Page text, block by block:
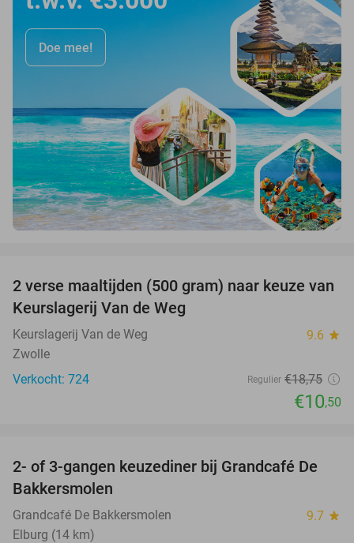
Doe mee!
44%
2 verse maaltijden (500 gram) naar keuze van
Keurslagerij Van de Weg
Keurslagerij Van de Weg 9.6 star
Zwolle
Verkocht: 724
Regulier €18,75
€10,50
42%
2- of 3-gangen keuzediner bij Grandcafé De
Bakkersmolen
Grandcafé De Bakkersmolen 9.7 star
Elburg (14 km)